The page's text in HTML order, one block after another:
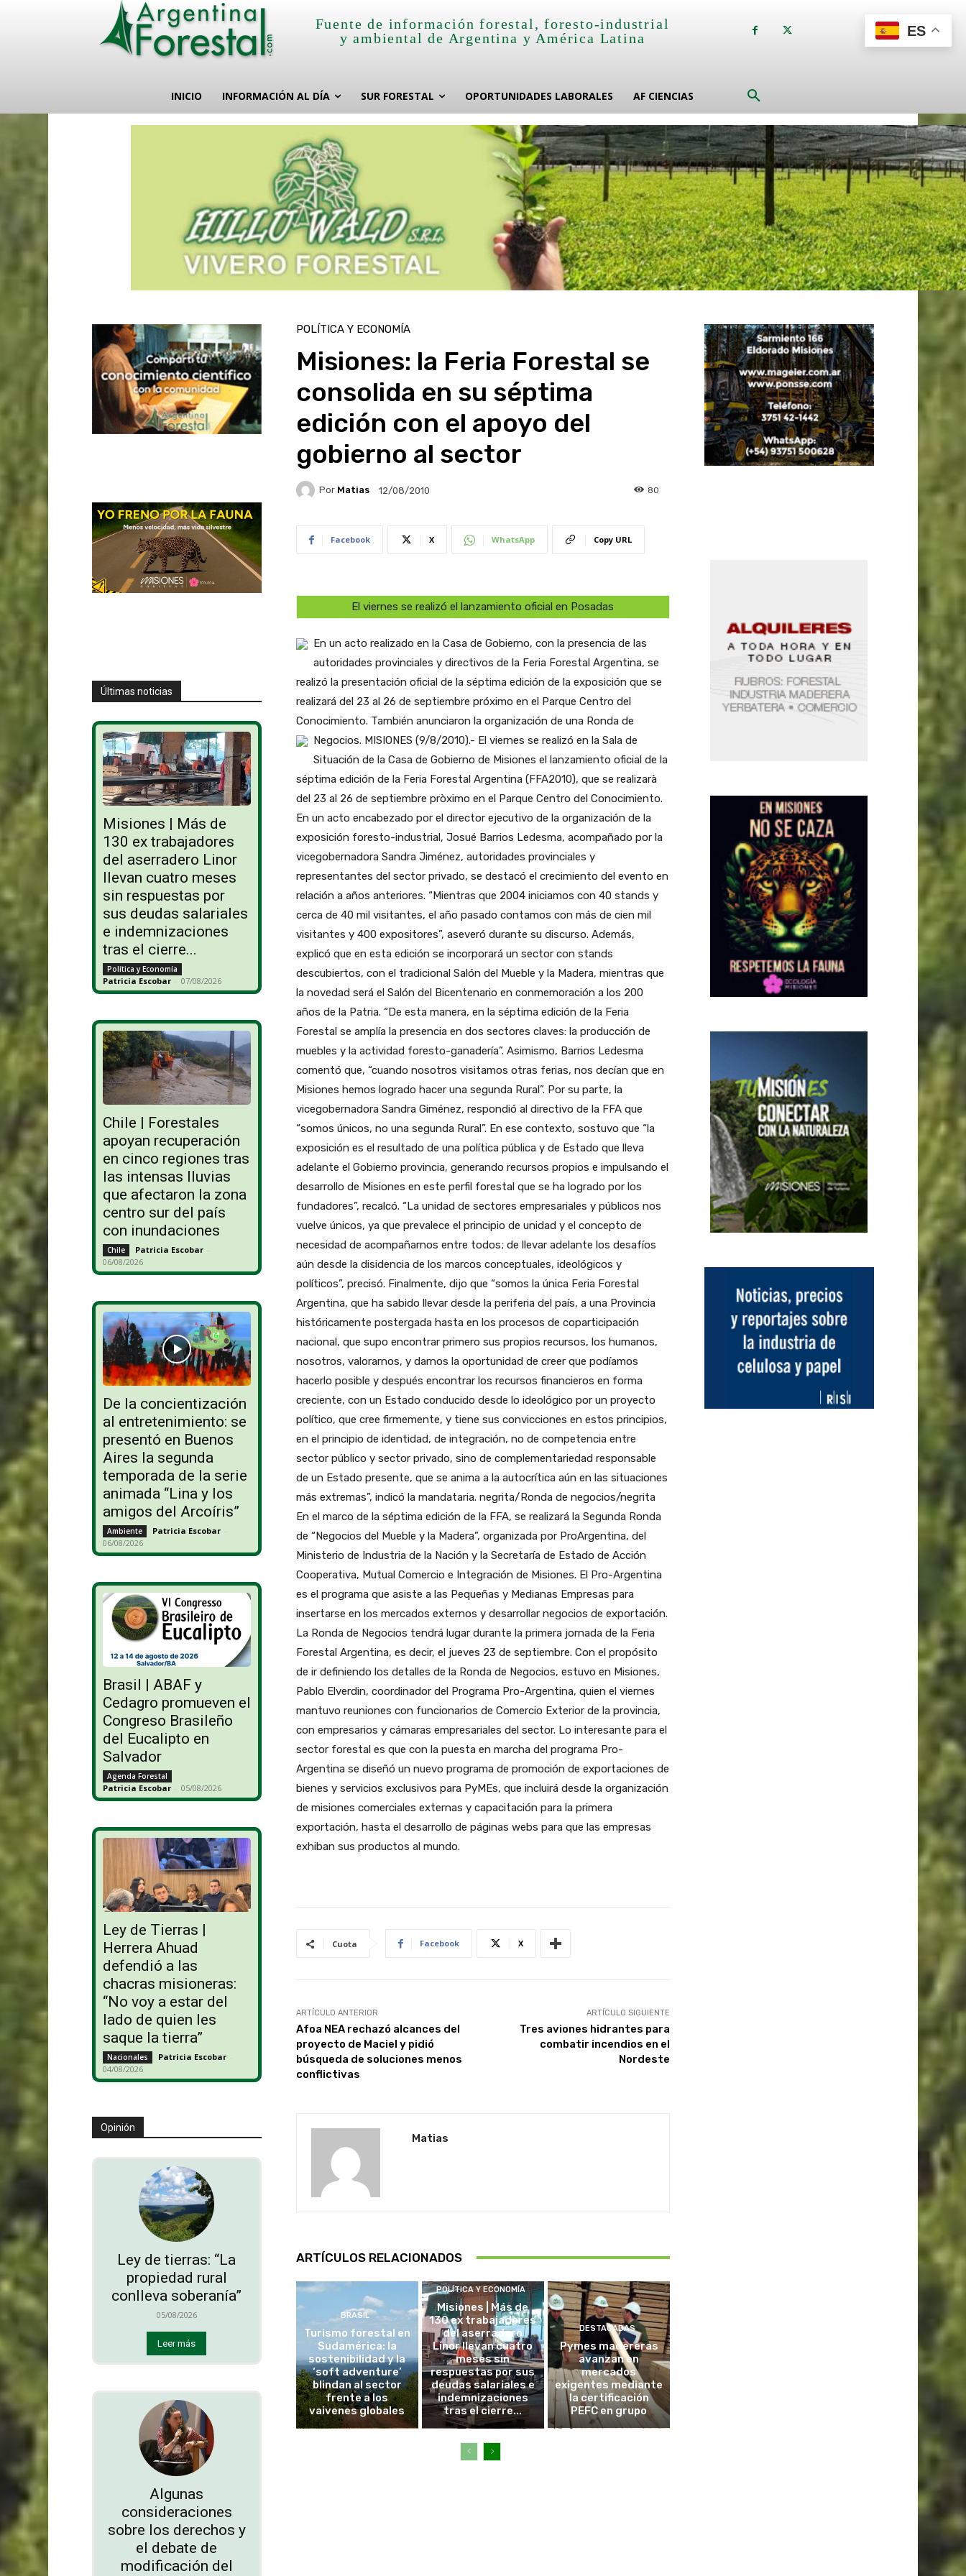
Fuente de información forestal, foresto-industrial
y ambiental de Argentina y América Latina
INICIO INFORMACIÓN AL DÍA SUR FORESTAL OPORTUNIDADES LABORALES AF CIENCIAS
Últimas noticias
Misiones | Más de
130 ex trabajadores
del aserradero Linor
llevan cuatro meses
sin respuestas por
sus deudas salariales
e indemnizaciones
tras el cierre...
Política y Economía
Patricia Escobar - 07/08/2026
Chile | Forestales
apoyan recuperación
en cinco regiones tras
las intensas lluvias
que afectaron la zona
centro sur del país
con inundaciones
Chile Patricia Escobar -
06/08/2026
De la concientización
al entretenimiento: se
presentó en Buenos
Aires la segunda
temporada de la serie
animada “Lina y los
amigos del Arcoíris”
Ambiente Patricia Escobar -
06/08/2026
Brasil | ABAF y
Cedagro promueven el
Congreso Brasileño
del Eucalipto en
Salvador
Agenda Forestal
Patricia Escobar - 05/08/2026
Ley de Tierras |
Herrera Ahuad
defendió a las
chacras misioneras:
“No voy a estar del
lado de quien les
saque la tierra”
Nacionales Patricia Escobar -
04/08/2026
Opinión
Ley de tierras: “La
propiedad rural
conlleva soberanía”
05/08/2026
Leer más
Algunas
consideraciones
sobre los derechos y
el debate de
modificación del
POLÍTICA Y ECONOMÍA
Misiones: la Feria Forestal se
consolida en su séptima
edición con el apoyo del
gobierno al sector
Por Matias 12/08/2010 80
Facebook X WhatsApp Copy URL
El viernes se realizó el lanzamiento oficial en Posadas
En un acto realizado en la Casa de Gobierno, con la presencia de las
autoridades provinciales y directivos de la Feria Forestal Argentina, se
realizó la presentación oficial de la séptima edición de la exposición que se
realizará del 23 al 26 de septiembre próximo en el Parque Centro del
Conocimiento. También anunciaron la organización de una Ronda de
Negocios. MISIONES (9/8/2010).- El viernes se realizó en la Sala de
Situación de la Casa de Gobierno de Misiones el lanzamiento oficial de la
séptima edición de la Feria Forestal Argentina (FFA2010), que se realizarà
del 23 al 26 de septiembre pròximo en el Parque Centro del Conocimiento.
En un acto encabezado por el director ejecutivo de la organización de la
exposición foresto-industrial, Josué Barrios Ledesma, acompañado por la
vicegobernadora Sandra Jiménez, autoridades provinciales y
representantes del sector privado, se destacó el crecimiento del evento en
relación a años anteriores. “Mientras que 2004 iniciamos con 40 stands y
cerca de 40 mil visitantes, el año pasado contamos con más de cien mil
visitantes y 400 expositores”, aseveró durante su discurso. Además,
explicó que en esta edición se incorporará un sector con stands
descubiertos, con el tradicional Salón del Mueble y la Madera, mientras que
la novedad será el Salón del Bicentenario en conmemoración a los 200
años de la Patria. “De esta manera, en la séptima edición de la Feria
Forestal se amplía la presencia en dos sectores claves: la producción de
muebles y la actividad foresto-ganadería”. Asimismo, Barrios Ledesma
comentó que, “cuando nosotros visitamos otras ferias, nos decían que en
Misiones hemos logrado hacer una segunda Rural”. Por su parte, la
vicegobernadora Sandra Giménez, respondió al directivo de la FFA que
“somos únicos, no una segunda Rural”. En ese contexto, sostuvo que “la
exposición es el resultado de una política pública y de Estado que lleva
adelante el Gobierno provincia, generando recursos propios e impulsando el
desarrollo de Misiones en este perfil forestal que se ha logrado por los
fundadores”, recalcó. “La unidad de sectores empresariales y públicos nos
vuelve únicos, ya que prevalece el principio de unidad y el concepto de
necesidad de acompañarnos entre todos; de llevar adelante los desafíos
aún desde la disidencia de los marcos conceptuales, ideológicos y
políticos”, precisó. Finalmente, dijo que “somos la única Feria Forestal
Argentina, que ha sabido llevar desde la periferia del país, a una Provincia
históricamente postergada hasta en los procesos de coparticipación
nacional, que supo encontrar primero sus propios recursos, los humanos,
nosotros, valorarnos, y darnos la oportunidad de creer que podíamos
hacerlo posible y después encontrar los recursos financieros en forma
creciente, con un Estado conducido desde lo ideológico por un proyecto
político, que cree firmemente, y tiene sus convicciones en estos principios,
en el principio de identidad, de integración, no de competencia entre
sector público y sector privado, sino de complementariedad responsable
de un Estado presente, que se anima a la autocrítica aún en las situaciones
más extremas”, indicó la mandataria. negrita/Ronda de negocios/negrita
En el marco de la séptima edición de la FFA, se realizará la Segunda Ronda
de “Negocios del Mueble y la Madera”, organizada por ProArgentina, del
Ministerio de Industria de la Nación y la Secretaría de Estado de Acción
Cooperativa, Mutual Comercio e Integración de Misiones. El Pro-Argentina
es el programa que asiste a las Pequeñas y Medianas Empresas para
insertarse en los mercados externos y desarrollar negocios de exportación.
La Ronda de Negocios tendrá lugar durante la primera jornada de la Feria
Forestal Argentina, es decir, el jueves 23 de septiembre. Con el propósito
de ir definiendo los detalles de la Ronda de Negocios, estuvo en Misiones,
Pablo Elverdin, coordinador del Programa Pro-Argentina, quien el viernes
mantuvo reuniones con funcionarios de Comercio Exterior de la provincia,
con empresarios y cámaras empresariales del sector. Lo interesante para el
sector forestal es que con la puesta en marcha del programa Pro-
Argentina se diseñó un nuevo programa de promoción de exportaciones de
bienes y servicios exclusivos para PyMEs, que incluirá desde la organización
de misiones comerciales externas y capacitación para la primera
exportación, hasta el desarrollo de páginas webs para que las empresas
exhiban sus productos al mundo.
Cuota Facebook X
ARTÍCULO ANTERIOR
Afoa NEA rechazó alcances del
proyecto de Maciel y pidió
búsqueda de soluciones menos
conflictivas
ARTÍCULO SIGUIENTE
Tres aviones hidrantes para
combatir incendios en el
Nordeste
Matias
ARTÍCULOS RELACIONADOS
BRASIL
Turismo forestal en
Sudamérica: la
sostenibilidad y la
‘soft adventure’
blindan al sector
frente a los
vaivenes globales
POLÍTICA Y ECONOMÍA
Misiones | Más de
130 ex trabajadores
del aserradero
Linor llevan cuatro
meses sin
respuestas por sus
deudas salariales e
indemnizaciones
tras el cierre...
DESTACADAS
Pymes madereras
avanzan en
mercados
exigentes mediante
la certificación
PEFC en grupo
ES